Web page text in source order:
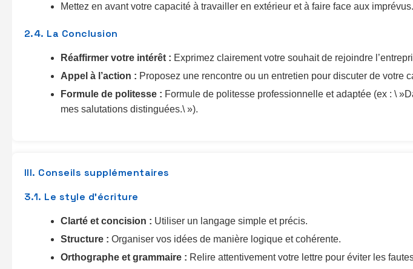
Mettez en avant votre capacité à travailler en extérieur et à faire face aux imprévus.
2.4. La Conclusion
Réaffirmer votre intérêt : Exprimez clairement votre souhait de rejoindre
Appel à l’action : Proposez une rencontre ou un entretien pour discuter de votre
Formule de politesse : Formule de politesse professionnelle et adaptée (ex : \
mes salutations distinguées.\ »).
III. Conseils supplémentaires
3.1. Le style d’écriture
Clarté et concision : Utiliser un langage simple et précis.
Structure : Organiser vos idées de manière logique et cohérente.
Orthographe et grammaire : Relire attentivement votre lettre pour éviter les